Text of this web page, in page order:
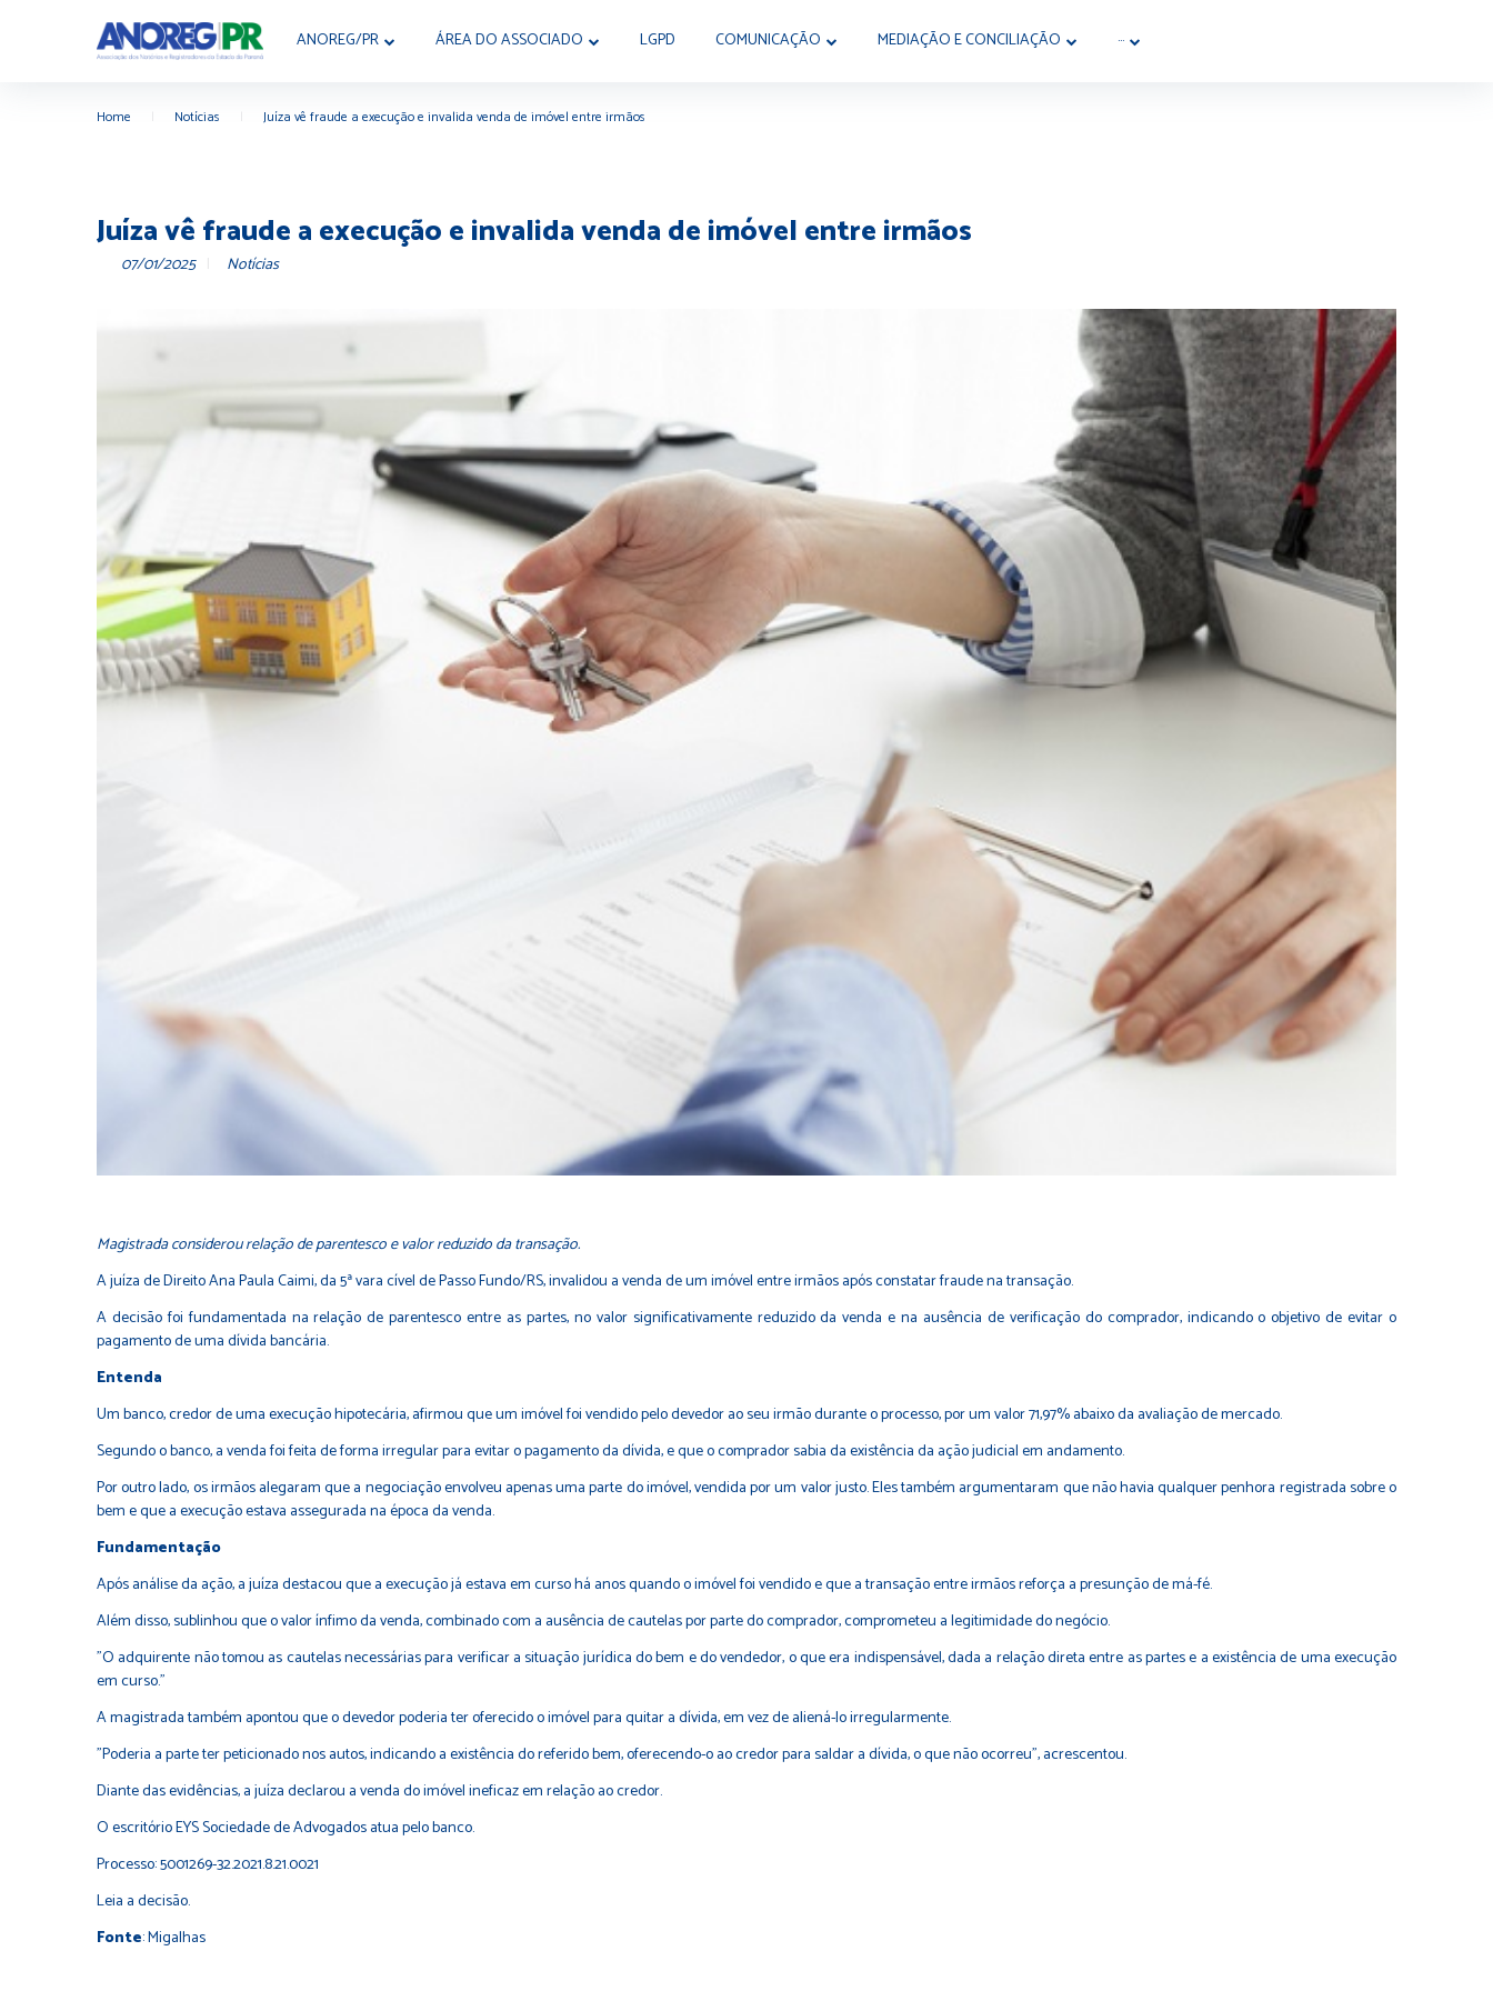
ANOREG/PR ÁREA DO ASSOCIADO LGPD COMUNICAÇÃO MEDIAÇÃO E CONCILIAÇÃO ···
Home Notícias Juíza vê fraude a execução e invalida venda de imóvel entre irmãos
Juíza vê fraude a execução e invalida venda de imóvel entre irmãos
07/01/2025 Notícias
Magistrada considerou relação de parentesco e valor reduzido da transação.
A juíza de Direito Ana Paula Caimi, da 5ª vara cível de Passo Fundo/RS, invalidou a venda de um imóvel entre irmãos após constatar fraude na transação.
A decisão foi fundamentada na relação de parentesco entre as partes, no valor significativamente reduzido da venda e na ausência de verificação do comprador, indicando o objetivo de evitar o
pagamento de uma dívida bancária.
Entenda
Um banco, credor de uma execução hipotecária, afirmou que um imóvel foi vendido pelo devedor ao seu irmão durante o processo, por um valor 71,97% abaixo da avaliação de mercado.
Segundo o banco, a venda foi feita de forma irregular para evitar o pagamento da dívida, e que o comprador sabia da existência da ação judicial em andamento.
Por outro lado, os irmãos alegaram que a negociação envolveu apenas uma parte do imóvel, vendida por um valor justo. Eles também argumentaram que não havia qualquer penhora registrada sobre o
bem e que a execução estava assegurada na época da venda.
Fundamentação
Após análise da ação, a juíza destacou que a execução já estava em curso há anos quando o imóvel foi vendido e que a transação entre irmãos reforça a presunção de má-fé.
Além disso, sublinhou que o valor ínfimo da venda, combinado com a ausência de cautelas por parte do comprador, comprometeu a legitimidade do negócio.
"O adquirente não tomou as cautelas necessárias para verificar a situação jurídica do bem e do vendedor, o que era indispensável, dada a relação direta entre as partes e a existência de uma execução
em curso."
A magistrada também apontou que o devedor poderia ter oferecido o imóvel para quitar a dívida, em vez de aliená-lo irregularmente.
"Poderia a parte ter peticionado nos autos, indicando a existência do referido bem, oferecendo-o ao credor para saldar a dívida, o que não ocorreu", acrescentou.
Diante das evidências, a juíza declarou a venda do imóvel ineficaz em relação ao credor.
O escritório EYS Sociedade de Advogados atua pelo banco.
Processo:5001269-32.2021.8.21.0021
Leia adecisão.
Fonte: Migalhas